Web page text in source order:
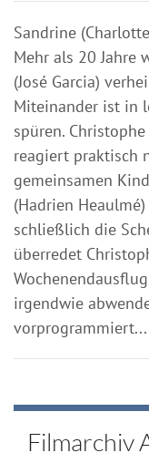
Sandrine
Mehr als 20 Jahre
(José Garcia)
Miteinander ist in
spüren.
reagiert praktisch
gemeinsamen
(Hadrien
schließlich die
überredet
irgendwie
vorprogrammiert...
Filmarchiv